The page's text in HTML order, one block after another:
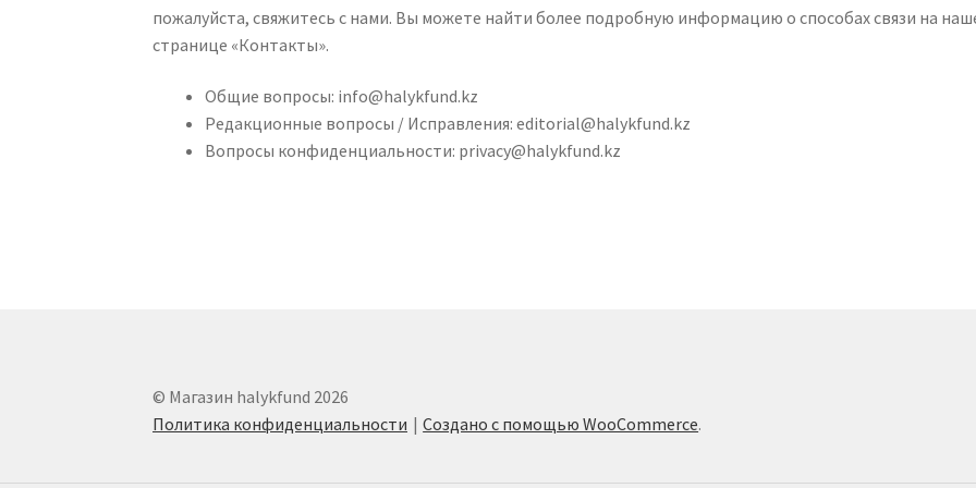
пожалуйста, свяжитесь с нами. Вы можете найти более подробную информацию о способах связи на
странице «Контакты».
Общие вопросы: info@halykfund.kz
Редакционные вопросы / Исправления:editorial@halykfund.kz
Вопросы конфиденциальности: privacy@halykfund.kz
© Магазин halykfund 2026
Политика конфиденциальности
Создано с помощью WooCommerce.